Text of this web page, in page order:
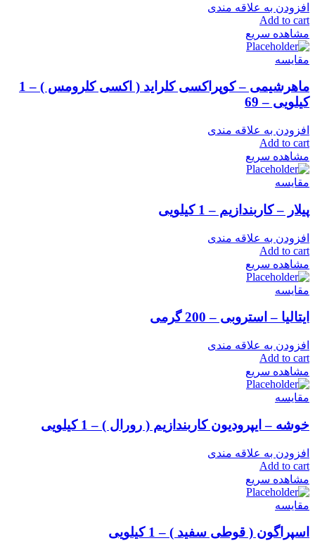
افزودن به علاقه مندی
Add to cart
مشاهده سریع
مقایسه
ماهرشیمی – کوپراکسی کلراید ( اکسی کلرومس ) – 1
کیلویی – 69
افزودن به علاقه مندی
Add to cart
مشاهده سریع
مقایسه
پیلار – کاربندازیم – 1 کیلویی
افزودن به علاقه مندی
Add to cart
مشاهده سریع
مقایسه
ایتالیا – استروبی – 200 گرمی
افزودن به علاقه مندی
Add to cart
مشاهده سریع
مقایسه
خوشه – ایپرودیون کاربندازیم ( رورال ) – 1 کیلویی
افزودن به علاقه مندی
Add to cart
مشاهده سریع
مقایسه
اسپراگون ( قوطی سفید ) – 1 کیلویی